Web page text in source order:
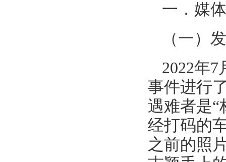
一．媒
（一）
2022年
事件进行
遇难者是
经打码的
之前的照